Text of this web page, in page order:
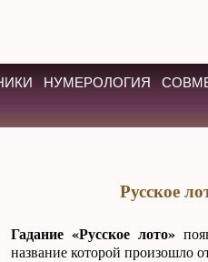
НУМЕРОЛОГИЯ
Русское
Гадание «Русское лото»
название которой произошло